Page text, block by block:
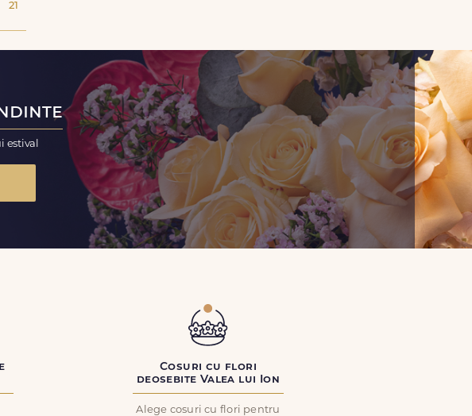
21
estival
Cosuri cu flori
deosebite Valea lui Ion
Alege cosuri cu flori pentru